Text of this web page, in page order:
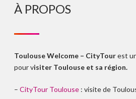
À PROPOS
Toulouse Welcome – CityTourest
pour visiter Toulouse et sa région.
–CityTour Toulouse : visite de